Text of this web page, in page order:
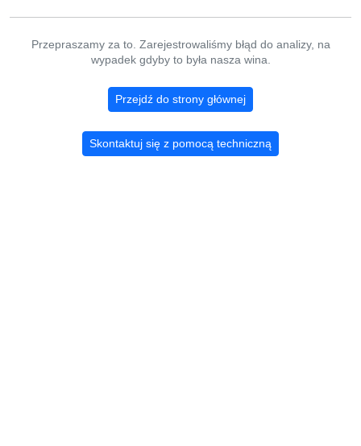
Przepraszamy za to. Zarejestrowaliśmy błąd do analizy, na
wypadek gdyby to była nasza wina.
Przejdź do strony głównej
Skontaktuj się z pomocą techniczną